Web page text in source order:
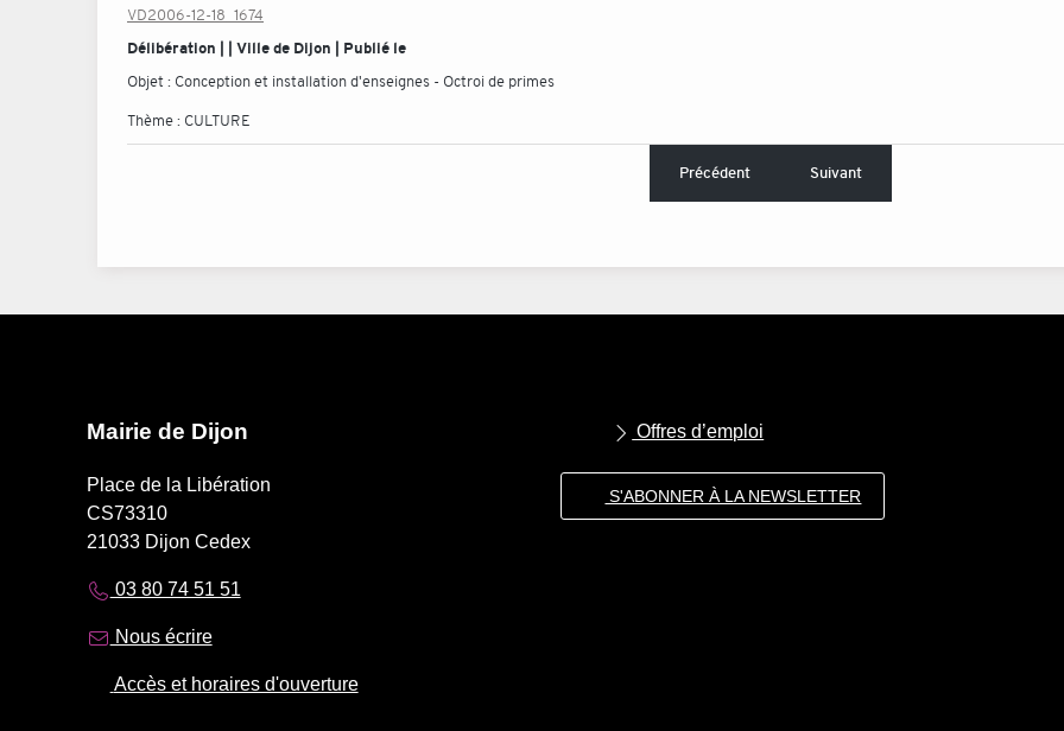
VD2006-12-18_1674
Délibération | | Ville de Dijon | Publié le
Objet : Conception et installation d'enseignes - Octroi de primes
Thème : CULTURE
Précédent Suivant
Mairie de Dijon
Place de la Libération
CS73310
21033 Dijon Cedex
03 80 74 51 51
Nous écrire
Accès et horaires d'ouverture
Offres d’emploi
S'ABONNER À LA NEWSLETTER